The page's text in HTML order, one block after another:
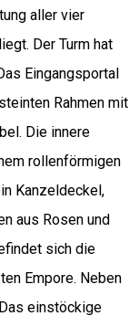
aller vier
Der Turm hat
Eingangsportal
Rahmen mit
Die innere
rollenförmigen
Kanzeldeckel,
aus Rosen und
sich die
Empore. Neben
einstöckige